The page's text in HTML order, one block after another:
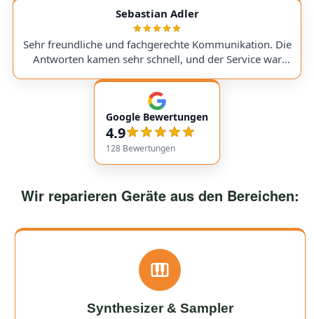
service with very transparent processes and pricing. I
sent in my Victory V4 Amp (Duchess). While waiting for
a replacement part, I was always kept fully informed. I
would use them again anytime!
Sebastian Adler
Sehr freundliche und fachgerechte Kommunikation. Die
Antworten kamen sehr schnell, und der Service war
empfehlenswert! Very friendly and professional
communication. Responses came very quickly, and the
service overall was extremely friendly and reliable.
Highly recommended!
Google Bewertungen
4.9
128 Bewertungen
Wir reparieren Geräte aus den Bereichen:
Synthesizer & Sampler